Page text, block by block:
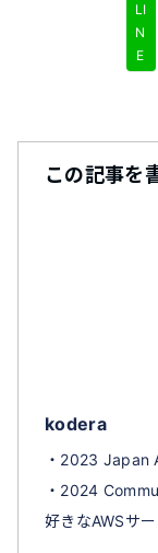
LI
N
E
この記事を
kodera
・2023 Japan
・2024
好きなAWSサ